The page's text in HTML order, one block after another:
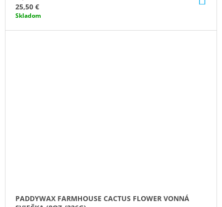
25,50 €
Skladom
PADDYWAX FARMHOUSE CACTUS FLOWER VONNÁ